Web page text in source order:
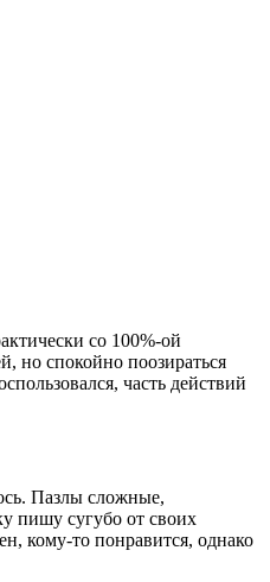
со 100%-ой
но спокойно поозираться
часть действий
Пазлы сложные,
пишу сугубо от своих
кому-то понравится, однако